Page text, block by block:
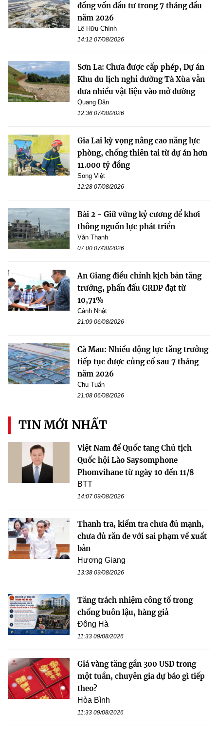
đồng vốn đầu tư trong 7 tháng đầu
năm 2026
Lê Hữu Chính
14:12 07/08/2026
Sơn La: Chưa được cấp phép, Dự án
Khu du lịch nghỉ dưỡng Tà Xùa vẫn
đưa nhiều vật liệu vào mở đường
Quang Dân
12:36 07/08/2026
Gia Lai kỳ vọng nâng cao năng lực
phòng, chống thiên tai từ dự án hơn
11.000 tỷ đồng
Song Việt
12:28 07/08/2026
Bài 2 - Giữ vững kỷ cương để khơi
thông nguồn lực phát triển
Văn Thanh
07:00 07/08/2026
An Giang điều chỉnh kịch bản tăng
trưởng, phấn đấu GRDP đạt từ
10,71%
Cảnh Nhật
21:09 06/08/2026
Cà Mau: Nhiều động lực tăng trưởng
tiếp tục được củng cố sau 7 tháng
năm 2026
Chu Tuấn
21:08 06/08/2026
TIN MỚI NHẤT
Việt Nam để Quốc tang Chủ tịch
Quốc hội Lào Saysomphone
Phomvihane từ ngày 10 đến 11/8
BTT
14:07 09/08/2026
Thanh tra, kiểm tra chưa đủ mạnh,
chưa đủ răn đe với sai phạm về xuất
bản
Hương Giang
13:38 09/08/2026
Tăng trách nhiệm công tố trong
chống buôn lậu, hàng giả
Đông Hà
11:33 09/08/2026
Giá vàng tăng gần 300 USD trong
một tuần, chuyên gia dự báo gì tiếp
theo?
Hòa Bình
11:33 09/08/2026